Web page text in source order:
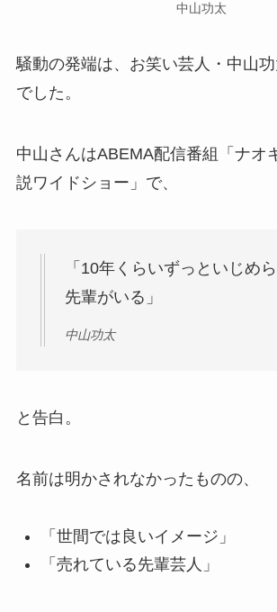
中山功太
騒動の発端は、お笑い芸人・中山
でした。
中山さんはABEMA配信番組「ナオ
説ワイドショー」で、
「10年くらいずっといじめ
先輩がいる」
中山功太
と告白。
名前は明かされなかったものの、
「世間では良いイメージ」
「売れている先輩芸人」